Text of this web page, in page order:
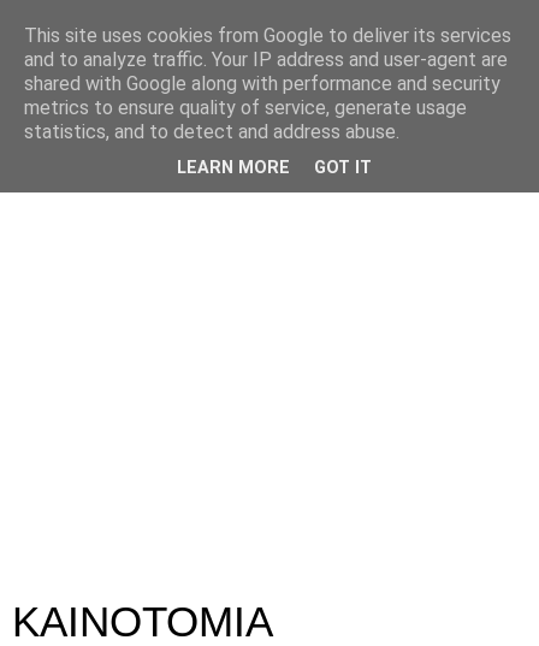
ΚΑΙΝΟΤΟΜΙΑ
This site uses cookies from Google to deliver its services
and to analyze traffic. Your IP address and user-agent are
shared with Google along with performance and security
metrics to ensure quality of service, generate usage
statistics, and to detect and address abuse.
LEARN MORE GOT IT